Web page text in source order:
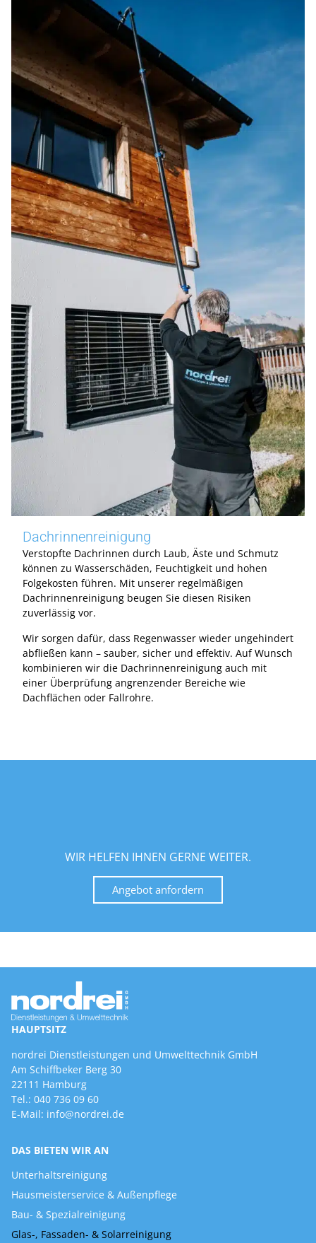
Dachrinnenreinigung
Verstopfte Dachrinnen durch Laub, Äste und Schmutz
können zu Wasserschäden, Feuchtigkeit und hohen
Folgekosten führen. Mit unserer regelmäßigen
Dachrinnenreinigung beugen Sie diesen Risiken
zuverlässig vor.
Wir sorgen dafür, dass Regenwasser wieder ungehindert
abfließen kann – sauber, sicher und effektiv. Auf Wunsch
kombinieren wir die Dachrinnenreinigung auch mit
einer Überprüfung angrenzender Bereiche wie
Dachflächen oder Fallrohre.
WIR HELFEN IHNEN GERNE WEITER.
Angebot anfordern
HAUPTSITZ
nordrei Dienstleistungen und Umwelttechnik GmbH
Am Schiffbeker Berg 30
22111 Hamburg
Tel.: 040 736 09 60
E-Mail: info@nordrei.de
DAS BIETEN WIR AN
Unterhaltsreinigung
Hausmeisterservice & Außenpflege
Bau- & Spezialreinigung
Glas-, Fassaden- & Solarreinigung